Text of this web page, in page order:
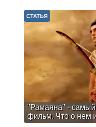
"Рамаяна" - самый
фильм. Что о нем
СТАТЬЯ